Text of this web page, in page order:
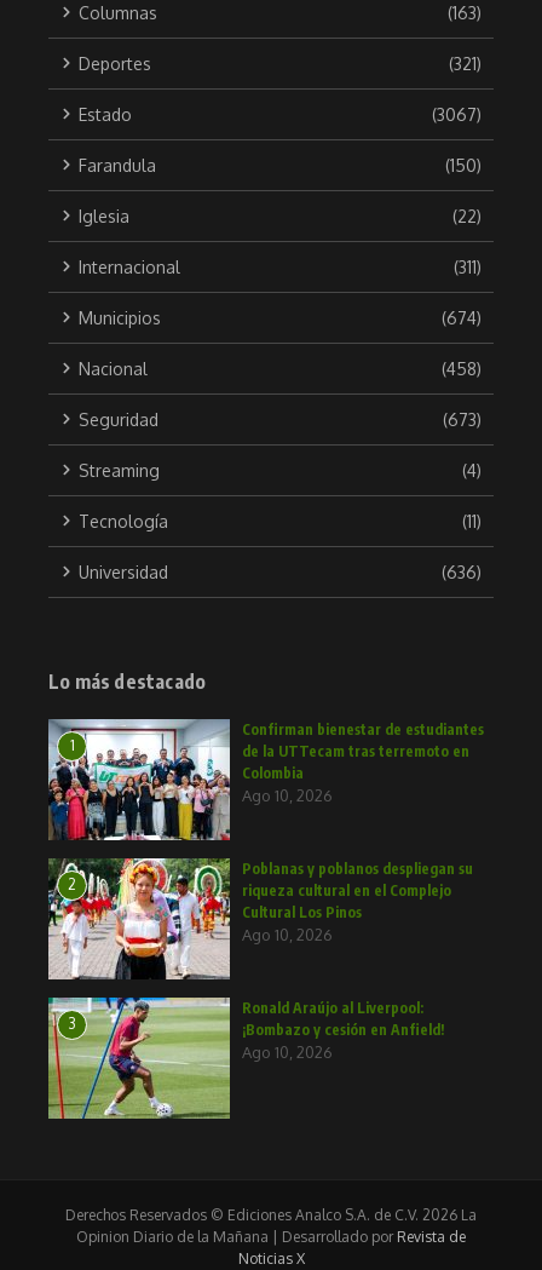
Columnas (163)
Deportes (321)
Estado (3067)
Farandula (150)
Iglesia (22)
Internacional (311)
Municipios (674)
Nacional (458)
Seguridad (673)
Streaming (4)
Tecnología (11)
Universidad (636)
Lo más destacado
1
Confirman bienestar de estudiantes
de la UTTecam tras terremoto en
Colombia
Ago 10, 2026
2
Poblanas y poblanos despliegan su
riqueza cultural en el Complejo
Cultural Los Pinos
Ago 10, 2026
3
Ronald Araújo al Liverpool:
¡Bombazo y cesión en Anfield!
Ago 10, 2026
Derechos Reservados © Ediciones Analco S.A. de C.V. 2026 La
Opinion Diario de la Mañana | Desarrollado por Revista de
Noticias X